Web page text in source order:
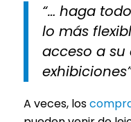
“… haga
lo más
acceso a su
A veces, los